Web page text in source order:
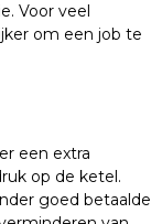
Voor veel
om een job te
een extra
op de ketel.
goed betaalde